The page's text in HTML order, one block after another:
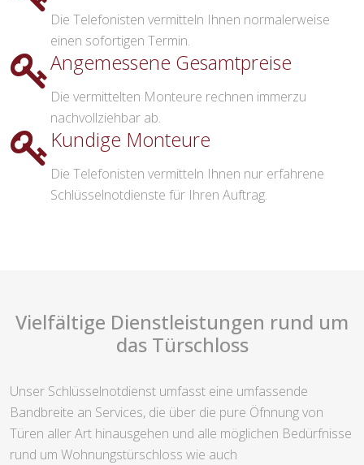
Die Telefonisten vermitteln Ihnen normalerweise
einen sofortigen Termin.
Angemessene Gesamtpreise
Die vermittelten Monteure rechnen immerzu
nachvollziehbar ab.
Kundige Monteure
Die Telefonisten vermitteln Ihnen nur erfahrene
Schlüsselnotdienste für Ihren Auftrag.
Vielfältige Dienstleistungen rund um
das Türschloss
Unser Schlüsselnotdienst umfasst eine umfassende
Bandbreite an Services, die über die pure Öfnnung von
Türen aller Art hinausgehen und alle möglichen Bedürfnisse
rund um Wohnungstürschloss wie auch